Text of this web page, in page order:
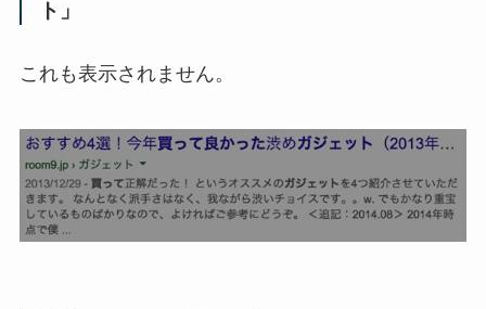
ト」
これも表示されません。